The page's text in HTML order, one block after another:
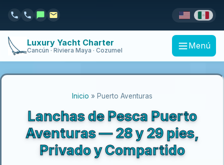
Luxury Yacht Charter
Cancún · Riviera Maya · Cozumel Menú
Inicio » Puerto Aventuras
Lanchas de Pesca Puerto
Aventuras — 28 y 29 pies,
Privado y Compartido